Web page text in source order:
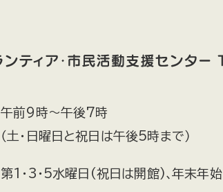
午前9時～午後7時
（土・日曜日と祝日は午後5時まで）
第1・3・5水曜日(祝日は開館)､年末年始